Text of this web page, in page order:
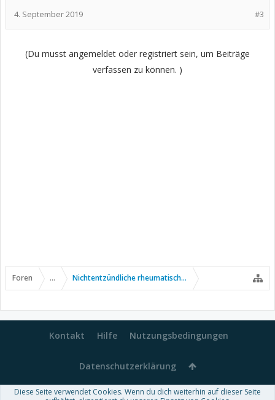
#3
4. September 2019
(Du musst angemeldet oder registriert sein, um Beiträge
verfassen zu können. )
Foren ... Nichtentzündliche rheumatische Erkrankungen
Kontakt Hilfe Nutzungsbedingungen
Datenschutzerklärung
Diese Seite verwendet Cookies. Wenn du dich weiterhin auf dieser Seite